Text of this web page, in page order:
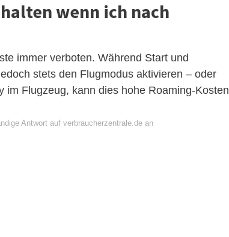
wenn ich nach
immer verboten. Während Start und
stets den Flugmodus aktivieren – oder
Flugzeug, kann dies hohe Roaming-Kosten
Antwort auf verbraucherzentrale.de an